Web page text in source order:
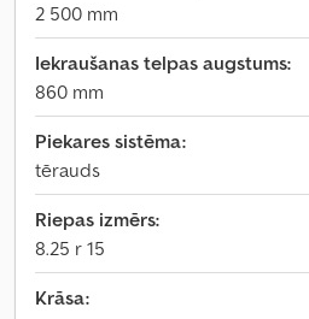
2 500 mm
Iekraušanas telpas augstums:
860 mm
Piekares sistēma:
tērauds
Riepas izmērs:
8.25 r 15
Krāsa: